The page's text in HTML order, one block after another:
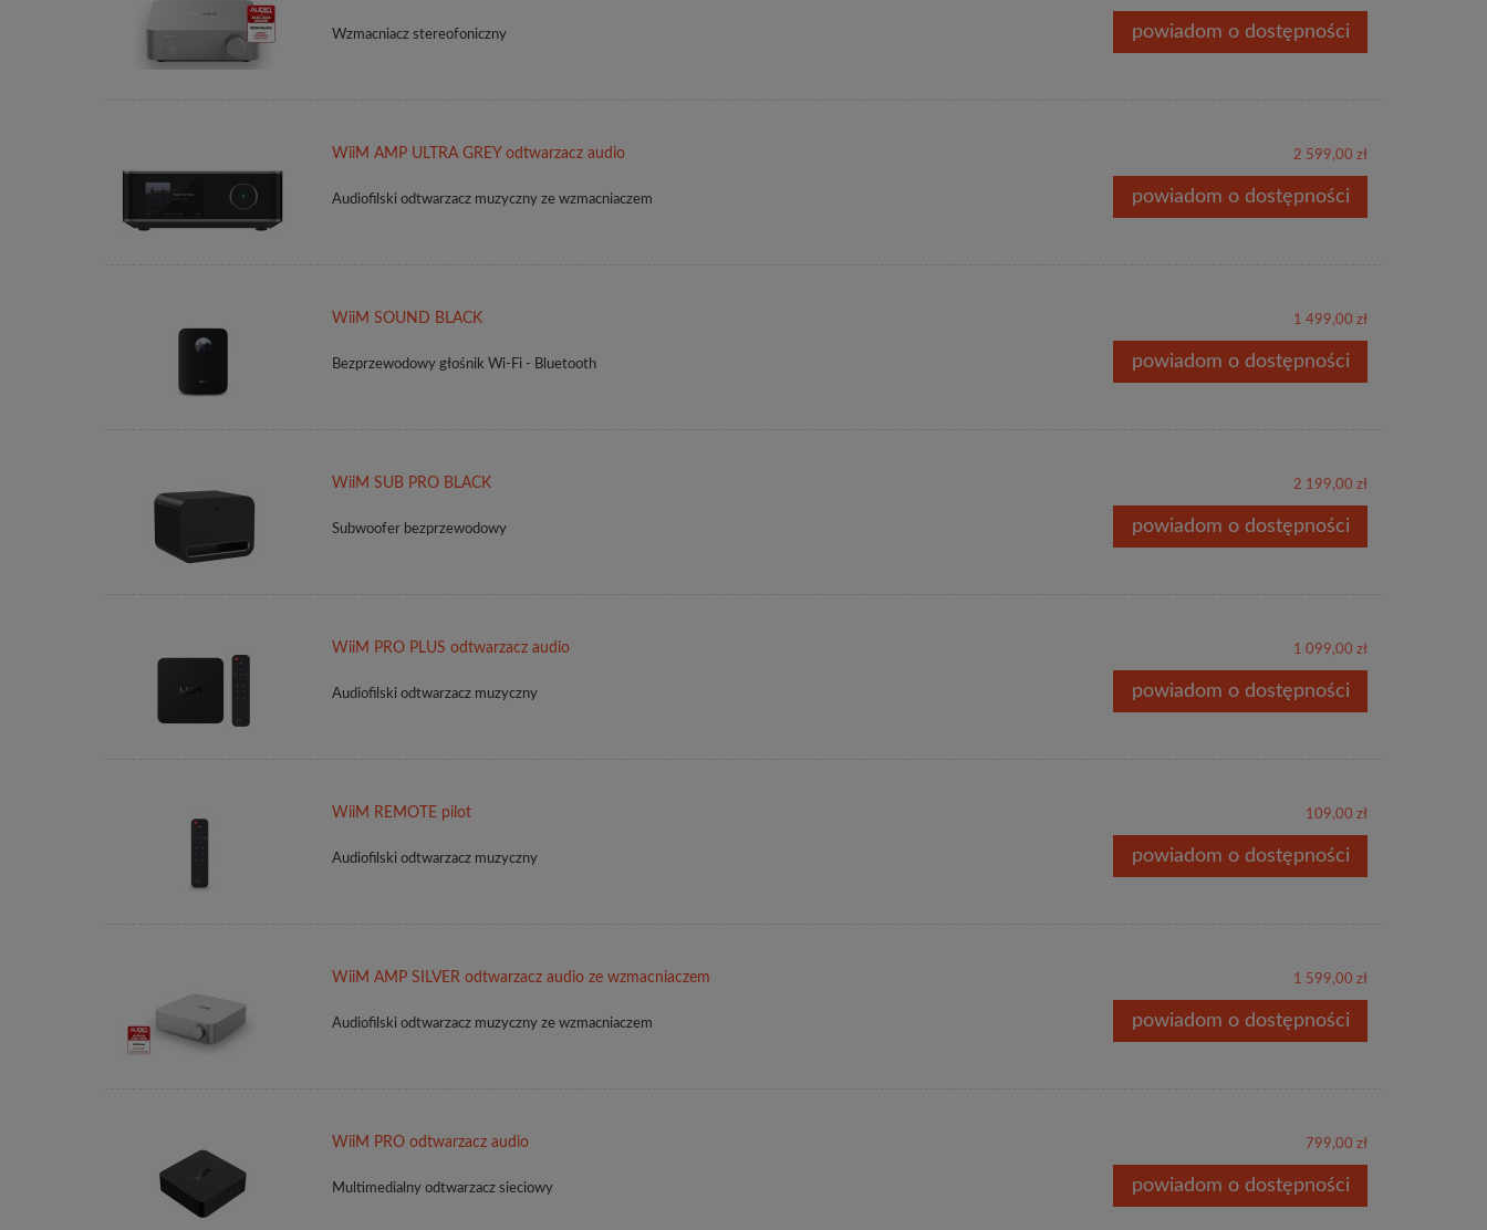
Wzmacniacz stereofoniczny powiadom o dostępności
WiiM AMP ULTRA GREY odtwarzacz audio
Audiofilski odtwarzacz muzyczny ze wzmacniaczem
2 599,00 zł
powiadom o dostępności
WiiM SOUND BLACK
Bezprzewodowy głośnik Wi-Fi - Bluetooth
1 499,00 zł
powiadom o dostępności
WiiM SUB PRO BLACK
Subwoofer bezprzewodowy
2 199,00 zł
powiadom o dostępności
WiiM PRO PLUS odtwarzacz audio
Audiofilski odtwarzacz muzyczny
1 099,00 zł
powiadom o dostępności
WiiM REMOTE pilot
Audiofilski odtwarzacz muzyczny
109,00 zł
powiadom o dostępności
WiiM AMP SILVER odtwarzacz audio ze wzmacniaczem
Audiofilski odtwarzacz muzyczny ze wzmacniaczem
1 599,00 zł
powiadom o dostępności
WiiM PRO odtwarzacz audio
Multimedialny odtwarzacz sieciowy
799,00 zł
powiadom o dostępności